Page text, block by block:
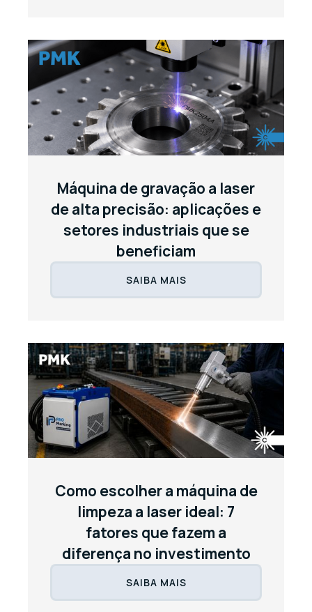
Máquina de gravação a laser
de alta precisão: aplicações e
setores industriais que se
beneficiam
SAIBA MAIS
Como escolher a máquina de
limpeza a laser ideal: 7
fatores que fazem a
diferença no investimento
SAIBA MAIS